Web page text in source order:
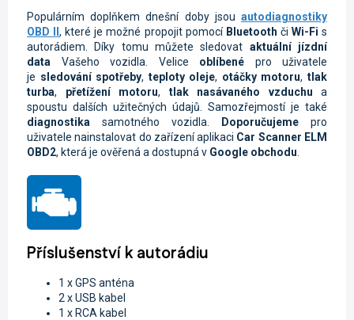
Populárním doplňkem dnešní doby jsou autodiagnostiky
OBD II, které je možné propojit pomocí Bluetooth či Wi-Fi s
autorádiem. Díky tomu můžete sledovat aktuální jízdní
data Vašeho vozidla. Velice oblíbené pro uživatele
je sledování spotřeby, teploty oleje, otáčky motoru,tlak
turba, přetížení motoru, tlak nasávaného vzduchu a
spoustu dalších užitečných údajů. Samozřejmostí je také
diagnostika samotného vozidla. Doporučujeme pro
uživatele nainstalovat do zařízení aplikaci Car Scanner ELM
OBD2, která je ověřená a dostupná v Google obchodu.
Příslušenství k autorádiu
1 x GPS anténa
2 x USB kabel
1 x RCA kabel